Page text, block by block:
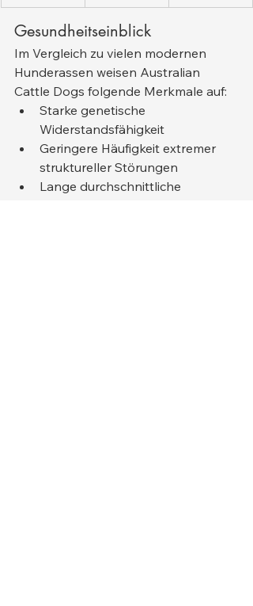
Gesundheitseinblick
Im Vergleich zu vielen modernen
Hunderassen weisen Australian
Cattle Dogs folgende Merkmale auf:
Starke genetische
Widerstandsfähigkeit
Geringere Häufigkeit extremer
struktureller Störungen
Lange durchschnittliche